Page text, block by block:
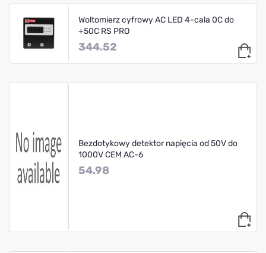
Woltomierz cyfrowy AC LED 4-cala 0C do
+50C RS PRO
344.52
Bezdotykowy detektor napięcia od 50V do
1000V CEM AC-6
54.98